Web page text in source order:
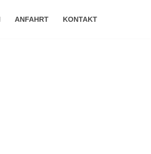
ANFAHRT KONTAKT